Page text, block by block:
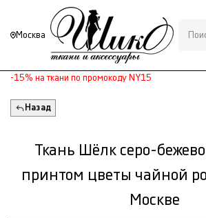
Москва
-15% на ткани по промокоду NY15
Назад
Ткань Шёлк серо-
принтом цветы чайной
Москве